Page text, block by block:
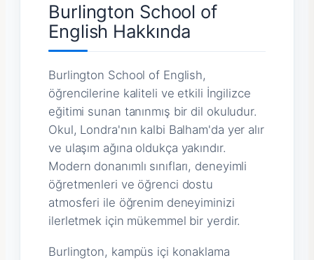
Burlington School of
English Hakkında
Burlington School of English,
öğrencilerine kaliteli ve etkili İngilizce
eğitimi sunan tanınmış bir dil okuludur.
Okul, Londra'nın kalbi Balham'da yer alır
ve ulaşım ağına oldukça yakındır.
Modern donanımlı sınıfları, deneyimli
öğretmenleri ve öğrenci dostu
atmosferi ile öğrenim deneyiminizi
ilerletmek için mükemmel bir yerdir.
Burlington, kampüs içi konaklama